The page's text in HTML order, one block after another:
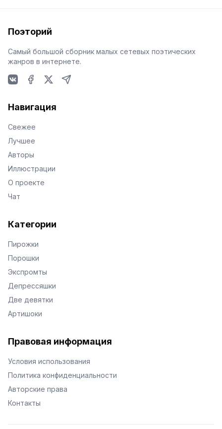
Поэторий
Самый большой сборник малых сетевых поэтических
жанров в интернете.
Навигация
Свежее
Лучшее
Авторы
Иллюстрации
О проекте
Чат
Категории
Пирожки
Порошки
Экспромты
Депрессяшки
Две девятки
Артишоки
Правовая информация
Условия использования
Политика конфиденциальности
Авторские права
Контакты